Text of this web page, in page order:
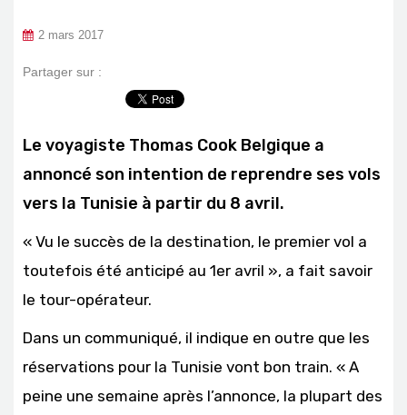
2 mars 2017
Partager sur :
Le voyagiste Thomas Cook Belgique a
annoncé son intention de reprendre ses vols
vers la Tunisie à partir du 8 avril.
« Vu le succès de la destination, le premier vol a
toutefois été anticipé au 1er avril », a fait savoir
le tour-opérateur.
Dans un communiqué, il indique en outre que les
réservations pour la Tunisie vont bon train. « A
peine une semaine après l’annonce, la plupart des